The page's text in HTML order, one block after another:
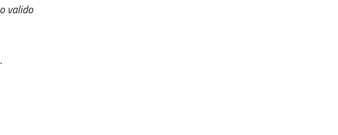
valido